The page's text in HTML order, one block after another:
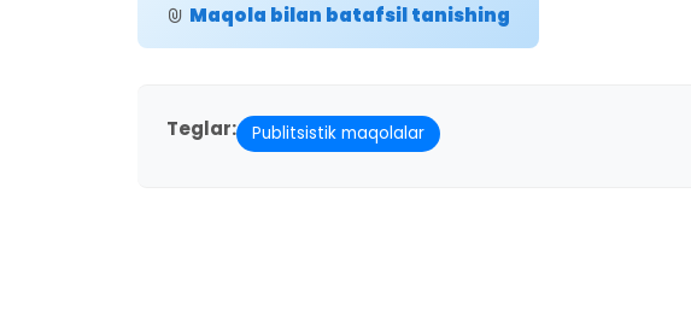
Maqola bilan batafsil tanishing
Teglar: Publitsistik maqolalar